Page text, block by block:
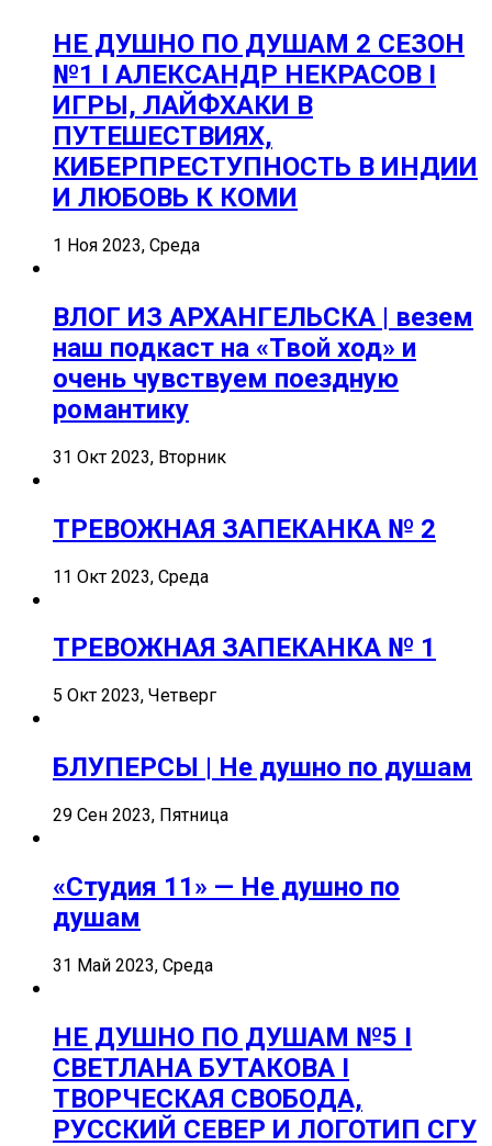
НЕ ДУШНО ПО ДУШАМ 2 СЕЗОН
№1 I АЛЕКСАНДР НЕКРАСОВ I
ИГРЫ, ЛАЙФХАКИ В
ПУТЕШЕСТВИЯХ,
КИБЕРПРЕСТУПНОСТЬ В ИНДИИ
И ЛЮБОВЬ К КОМИ
1 Ноя 2023, Среда
ВЛОГ ИЗ АРХАНГЕЛЬСКА | везем
наш подкаст на «Твой ход» и
очень чувствуем поездную
романтику
31 Окт 2023, Вторник
ТРЕВОЖНАЯ ЗАПЕКАНКА № 2
11 Окт 2023, Среда
ТРЕВОЖНАЯ ЗАПЕКАНКА № 1
5 Окт 2023, Четверг
БЛУПЕРСЫ | Не душно по душам
29 Сен 2023, Пятница
«Студия 11» — Не душно по
душам
31 Май 2023, Среда
НЕ ДУШНО ПО ДУШАМ №5 I
СВЕТЛАНА БУТАКОВА I
ТВОРЧЕСКАЯ СВОБОДА,
РУССКИЙ СЕВЕР И ЛОГОТИП СГУ